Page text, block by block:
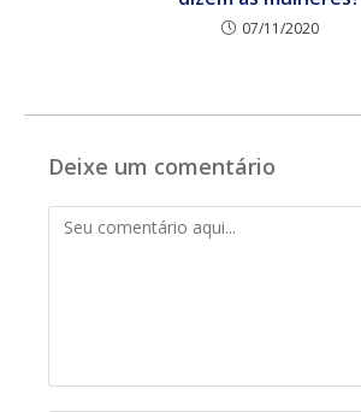
07/11/2020
Deixe um comentário
Comentário